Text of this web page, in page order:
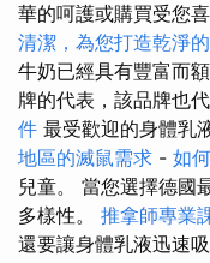
華的呵護或購買受您
清潔，為您打造乾淨
牛奶已經具有豐富而
牌的代表，該品牌也
件 最受歡迎的身體乳
地區的滅鼠需求 - 如
兒童。 當您選擇德國
多樣性。 推拿師專業
還要讓身體乳液迅速